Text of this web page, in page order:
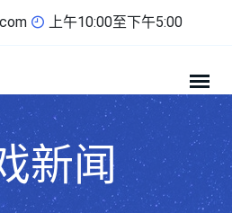
上午10:00至下午5:00
新闻